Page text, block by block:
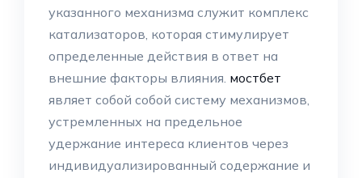
указанного механизма служит комплекс
катализаторов, которая стимулирует
определенные действия в ответ на
внешние факторы влияния. мостбет
являет собой собой систему механизмов,
устремленных на предельное
удержание интереса клиентов через
индивидуализированный содержание и